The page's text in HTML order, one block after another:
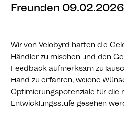
Freunden 09.02.2026
Wir von Velobyrd hatten die
Händler zu mischen und den
Feedback aufmerksam zu
Hand zu erfahren, welche
Optimierungspotenziale für die
Entwicklungsstufe gesehen